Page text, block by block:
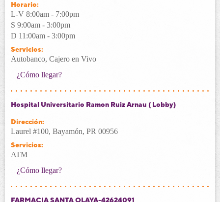
Horario:
L-V 8:00am - 7:00pm
S 9:00am - 3:00pm
D 11:00am - 3:00pm
Servicios:
Autobanco, Cajero en Vivo
¿Cómo llegar?
Hospital Universitario Ramon Ruiz Arnau ( Lobby)
Dirección:
Laurel #100, Bayamón, PR 00956
Servicios:
ATM
¿Cómo llegar?